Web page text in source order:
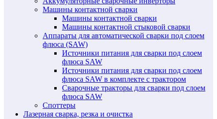
Машины контактной сварки
Машины контактной сварки
Машины контактной стыковой сварки
Аппараты для автоматической сварки под слоем
флюса (SAW)
Источники питания для сварки под слоем
флюса SAW
Источники питания для сварки под слоем
флюса SAW в комплекте с трактором
Сварочные тракторы для сварки под слоем
флюса SAW
Споттеры
Лазерная сварка, резка и очистка